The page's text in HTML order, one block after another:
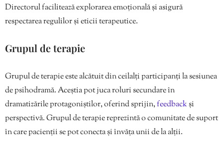
Directorul facilitează explorarea emoțională și asigură
respectarea regulilor și eticii terapeutice.
Grupul de terapie
Grupul de terapie este alcătuit din ceilalți participanți la sesiunea
de psihodramă. Aceștia pot juca roluri secundare în
dramatizările protagoniștilor, oferind sprijin,feedbackși
perspectivă. Grupul de terapie reprezintă o comunitate de suport
în care pacienții se pot conecta și învăța unii de la alții.